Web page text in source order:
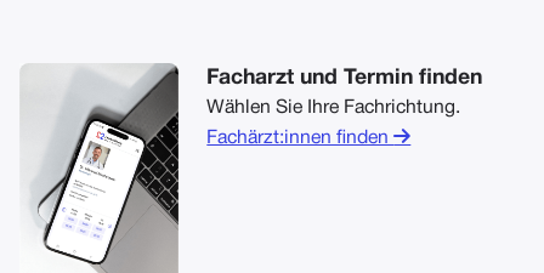
Facharzt und Termin finden
Wählen Sie Ihre Fachrichtung.
Fachärzt:innen finden